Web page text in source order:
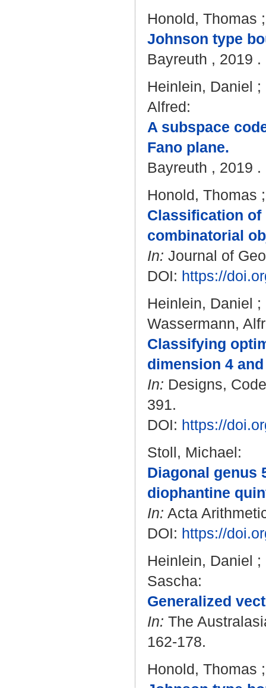
Honold, Thomas
Johnson type
Bayreuth , 2019 .
Heinlein, Daniel ;
Alfred:
A subspace
Fano plane.
Bayreuth , 2019 .
Honold, Thomas
Classification of
combinatorial
In: Journal of
DOI: https://
Heinlein, Daniel ;
Wassermann,
Classifying
dimension 4
In: Designs,
391.
DOI: https://
Stoll, Michael:
Diagonal genus
diophantine
In: Acta
DOI: https://
Heinlein, Daniel ;
Sascha:
Generalized
In: The
162-178.
Honold, Thomas